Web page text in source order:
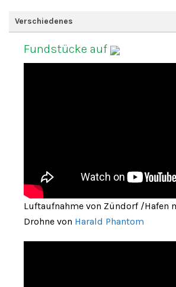
Verschiedenes
Fundstücke auf
Luftaufnahme von Zündorf /Hafen
Drohne von Harald Phantom